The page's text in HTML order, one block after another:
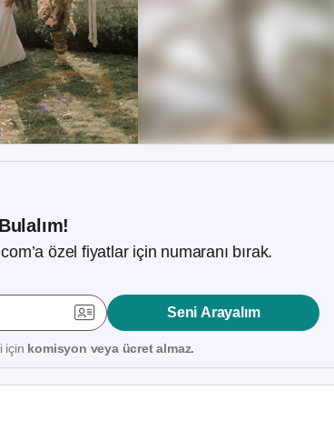
özel fiyatlar için numaranı bırak.
Seni Arayalım
için komisyon veya ücret almaz.